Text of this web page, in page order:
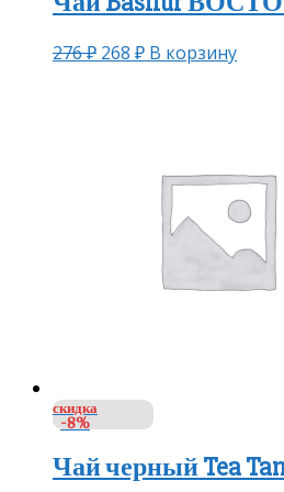
276₽ 268 ₽ В корзину
скидка
-8%
Чай черный Tea